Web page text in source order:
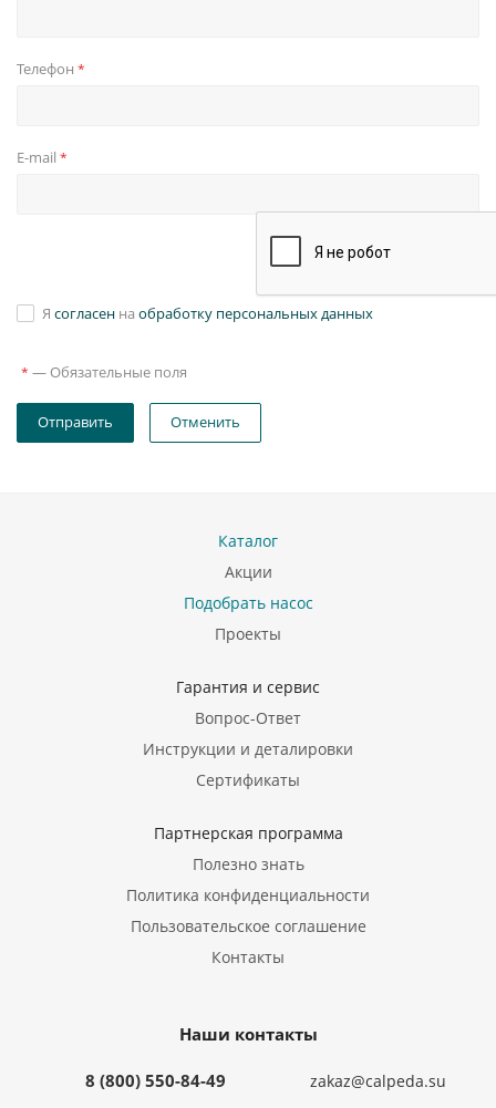
Телефон *
E-mail *
Я согласен на обработку персональных данных
* — Обязательные поля
Отправить Отменить
Каталог
Акции
Подобрать насос
Проекты
Гарантия и сервис
Вопрос-Ответ
Инструкции и деталировки
Сертификаты
Партнерская программа
Полезно знать
Политика конфиденциальности
Пользовательское соглашение
Контакты
Наши контакты
8 (800) 550-84-49 zakaz@calpeda.su